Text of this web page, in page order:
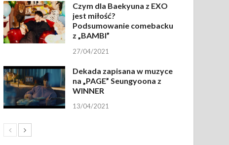
Czym dla Baekyuna z EXO
jest miłość?
Podsumowanie comebacku
z „BAMBI”
27/04/2021
Dekada zapisana w muzyce
na „PAGE” Seungyoona z
WINNER
13/04/2021